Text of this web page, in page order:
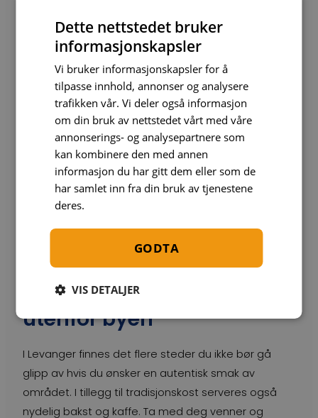
tilby imponerende utvalg av øl. Med over 350
forskjellige ølsorter, både lokale og internasjonale,
er dette paradis for ølentusiaster. Pubene har skapt
ekte pub-miljøer som appellerer til folk i alle aldre.
Enten du vil ha hyggelige kvelder med venner eller
ønsker å møte nye mennesker, er dette det
perfekte stedet å tilbringe kvelder. Slå deg ned ved
uteserveringene og nyt de gode vibbene.
Hvis du ønsker noe raskt og enkelt, finnes et utvalg
av spisesteder som serverer deilige fastfood-
alternativer. Utforsk et bredt utvalg av smakfulle
retter som vil tilfredsstille enhver smak.
Utforsk matopplevelser
utenfor byen
I Levanger finnes det flere steder du ikke bør gå
glipp av hvis du ønsker en autentisk smak av
området. I tillegg til tradisjonskost serveres også
nydelig bakst og kaffe. Ta med deg venner og
Dette nettstedet bruker
informasjonskapsler
Vi bruker informasjonskapsler for å
tilpasse innhold, annonser og analysere
trafikken vår. Vi deler også informasjon
om din bruk av nettstedet vårt med våre
annonserings- og analysepartnere som
kan kombinere den med annen
informasjon du har gitt dem eller som de
har samlet inn fra din bruk av tjenestene
deres.
GODTA
VIS DETALJER